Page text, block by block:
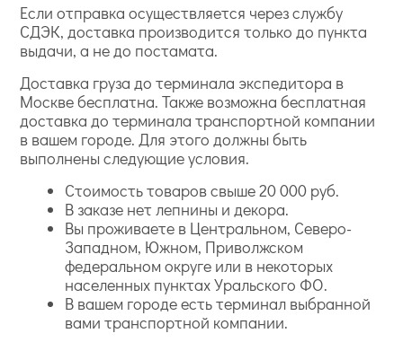
Если отправка осуществляется через службу
СДЭК, доставка производится только до пункта
выдачи, а не до постамата.
Доставка груза до терминала экспедитора в
Москве бесплатна. Также возможна бесплатная
доставка до терминала транспортной компании
в вашем городе. Для этого должны быть
выполнены следующие условия.
Стоимость товаров свыше 20 000 руб.
В заказе нет лепнины и декора.
Вы проживаете в Центральном, Северо-
Западном, Южном, Приволжском
федеральном округе или в некоторых
населенных пунктах Уральского ФО.
В вашем городе есть терминал выбранной
вами транспортной компании.